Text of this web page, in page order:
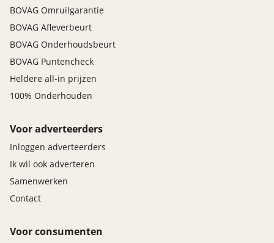
BOVAG Omruilgarantie
BOVAG Afleverbeurt
BOVAG Onderhoudsbeurt
BOVAG Puntencheck
Heldere all-in prijzen
100% Onderhouden
Voor adverteerders
Inloggen adverteerders
Ik wil ook adverteren
Samenwerken
Contact
Voor consumenten